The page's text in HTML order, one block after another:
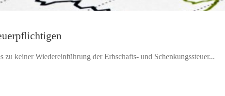
keiner Wiedereinführung der Erbschafts- und Schenkungssteuer...